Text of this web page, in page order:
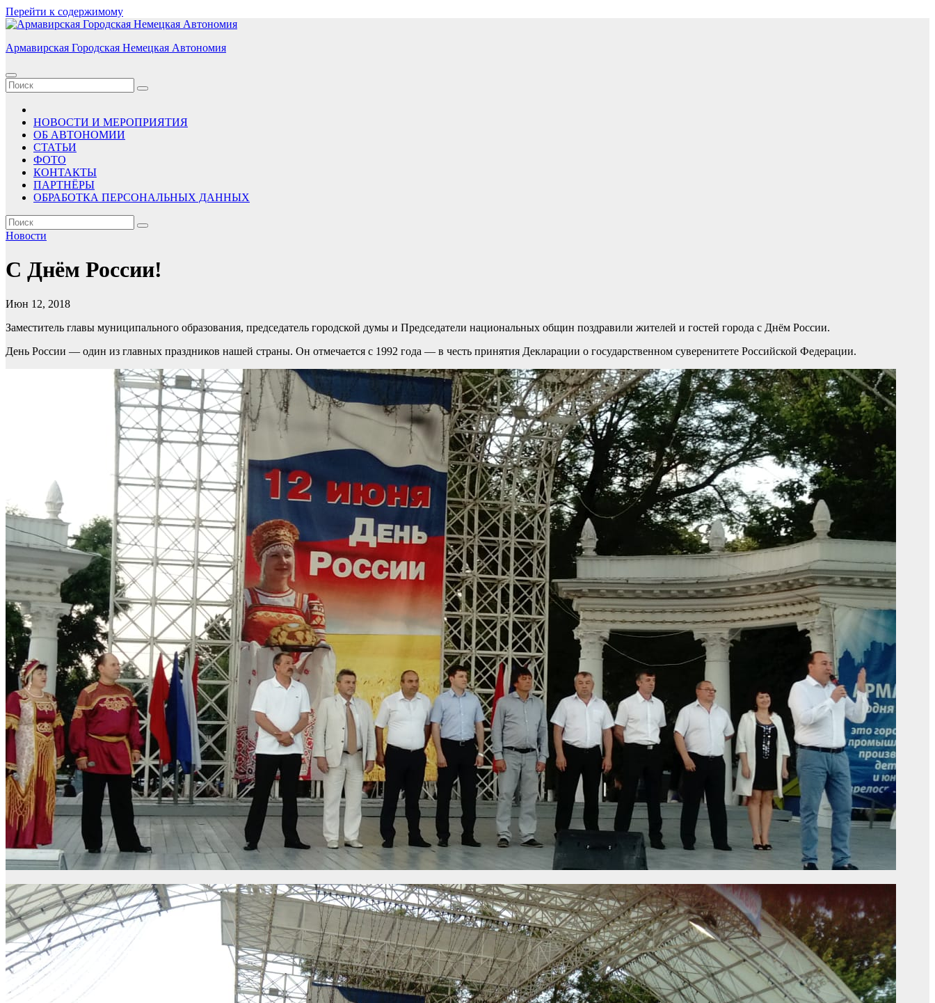
Перейти к содержимому
Армавирская Городская Немецкая Автономия
НОВОСТИ И МЕРОПРИЯТИЯ
ОБ АВТОНОМИИ
СТАТЬИ
ФОТО
КОНТАКТЫ
ПАРТНЁРЫ
ОБРАБОТКА ПЕРСОНАЛЬНЫХ ДАННЫХ
Новости
С Днём России!
Июн 12, 2018
Заместитель главы муниципального образования, председатель городской думы и Председатели национальных общин поздравили жителей и гостей города с Днём России.
День России — один из главных праздников нашей страны. Он отмечается с 1992 года — в честь принятия Декларации о государственном суверенитете Российской Федерации.